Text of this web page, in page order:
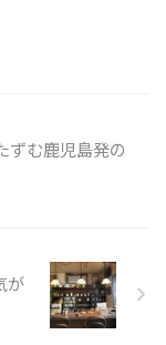
む鹿児島発の
が